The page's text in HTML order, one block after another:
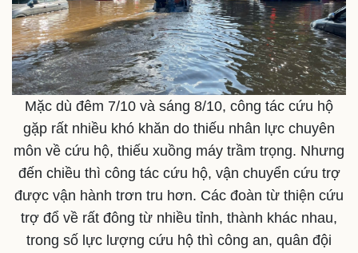
Vì cộng đồng
Chuyển đổi số
Mặc dù đêm 7/10 và sáng 8/10, công tác cứu hộ
gặp rất nhiều khó khăn do thiếu nhân lực chuyên
môn về cứu hộ, thiếu xuồng máy trầm trọng. Nhưng
đến chiều thì công tác cứu hộ, vận chuyển cứu trợ
được vận hành trơn tru hơn. Các đoàn từ thiện cứu
trợ đổ về rất đông từ nhiều tỉnh, thành khác nhau,
trong số lực lượng cứu hộ thì công an, quân đội